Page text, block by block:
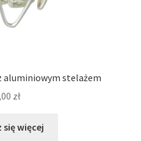
aluminiowym stelażem
zł
się więcej